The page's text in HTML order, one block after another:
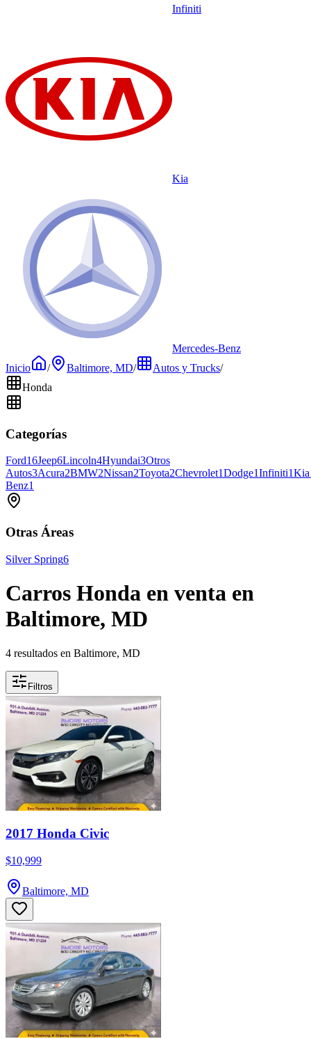
Infiniti
Kia
Mercedes-Benz
Inicio
/ Baltimore, MD/ Autos y Trucks/
Honda
Categorías
Ford16Jeep6Lincoln4Hyundai3Otros
Autos3Acura2BMW2Nissan2Toyota2Chevrolet1Dodge1Infiniti1Kia
Benz1
Otras Áreas
Silver Spring6
Carros Honda en venta en
Baltimore, MD
4 resultados en Baltimore, MD
Filtros
2017 Honda Civic
$10,999
Baltimore, MD